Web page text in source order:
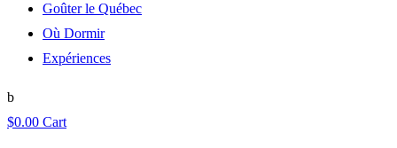
Goûter le Québec
Où Dormir
Expériences
$0.00 Cart